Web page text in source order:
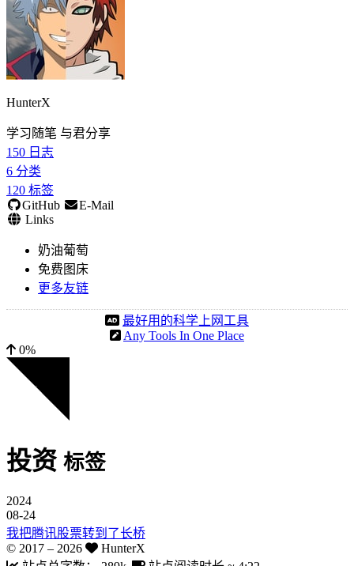
HunterX
学习随笔 与君分享
150 日志
6 分类
120 标签
GitHub
E-Mail
Links
奶油葡萄
免费图床
更多友链
最好用的科学上网工具
Any Tools In One Place
0%
投资 标签
2024
08-24
我把腾讯股票转到了长桥
© 2017 – 2026
HunterX